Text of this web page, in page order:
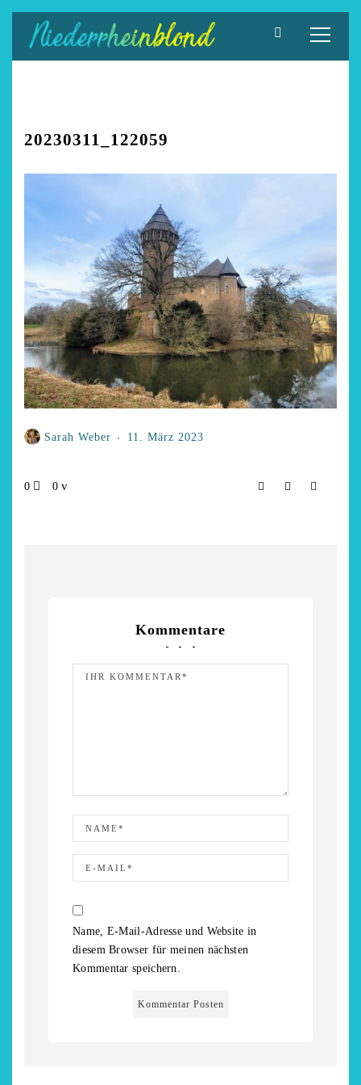
Inhalt
springen
20230311_122059
Sarah Weber 11. März 2023
0 0
Kommentare
Name, E-Mail-Adresse und Website in
diesem Browser für meinen nächsten
Kommentar speichern.